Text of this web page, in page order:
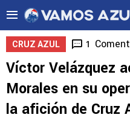
CRUZ AZUL 1
Víctor Velázquez
Morales en su
la afición de Cruz